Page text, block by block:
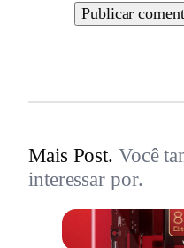
Mais Post. Você
interessar por.